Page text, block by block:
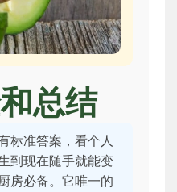
总结
标准答案，看个人
到现在随手就能变
房必备。它唯一的